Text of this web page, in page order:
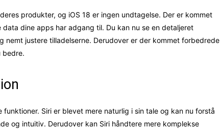
produkter, og iOS 18 er ingen undtagelse. Der er kommet
dine apps har adgang til. Du kan nu se en detaljeret
justere tilladelserne. Derudover er der kommet forbedrede
bedre.
Siri er blevet mere naturlig i sin tale og kan nu forstå
og intuitiv. Derudover kan Siri håndtere mere komplekse